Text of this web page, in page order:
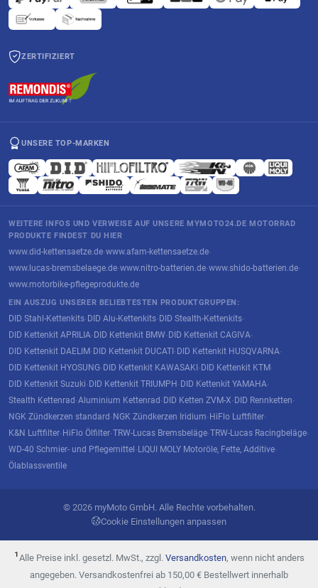
ZERTIFIZIERT
UNSERE TOP-MARKEN
WEITERE INFOS UND VERWEISE AUF UNSERE MYMOTO24.DE MOTORRAD
PRODUKTE FINDEST DU HIER
www.did-kettensaetze.de·www.afam-kettensaetze.de·
www.lucas-bremsbelaege.de·www.nitro-batterien.de·www.shido-batterien.de·
www.motorbike-pflegeprodukte.de
EIN AUSZUG UNSERER BELIEBTESTEN PRODUKTGRUPPEN:
DID Stahl-Kettenkits· DID Alu-Kettenkits· DID Stealth-Kettenkits·
DID Kettenkit APRILIA· DID Kettenkit BMW· DID Kettenkit CAGIVA·
DID Kettenkit DAELIM· DID Kettenkit DUCATI· DID Kettenkit HUSQVARNA·
DID Kettenkit HYOSUNG· DID Kettenkit KAWASAKI· DID Kettenkit KTM·
DID Kettenkit Suzuki· DID Kettenkit TRIUMPH· DID Kettenkit YAMAHA·
Stealth Kettenrad·Aluminium Kettenrad· DID Ketten ZVM-X· DID Rennketten·
NGK Zündkerzen standard· NGK Zündkerzen Iridium· HiFlo Luftfilter·
K&N Luftfilter· HiFlo Ölfilter·TRW-Lucas Bremsbeläge·TRW-Lucas Racingbeläge·
WD-40 Schmier- und Pflegemittel· LIQUI MOLY Motoröle, Fette, Additive·
Ölablassventile
© 2026 myMoto GmbH. Alle Rechte vorbehalten.
Cookie Einstellungen anpassen
¹Alle Preise inkl. gesetzl. MwSt., zzgl. Versandkosten, wenn nicht anders
angegeben. Versandkostenfrei ab 150,00 € Bestellwert innerhalb